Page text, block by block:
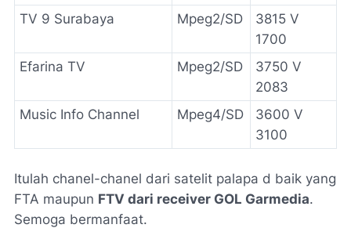
TV 9 Surabaya
Mpeg2/SD
3815 V
1700
Efarina TV
Mpeg2/SD
3750 V
2083
Music Info Channel
Mpeg4/SD
3600 V
3100
Itulah chanel-chanel dari satelit palapa d baik yang
FTA maupun FTV dari receiver GOL Garmedia.
Semoga bermanfaat.